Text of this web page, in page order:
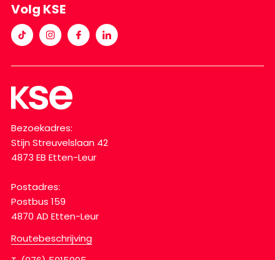
Volg KSE
Bezoekadres:
Stijn Streuvelslaan 42
4873 EB Etten-Leur
Postadres:
Postbus 159
4870 AD Etten-Leur
Routebeschrijving